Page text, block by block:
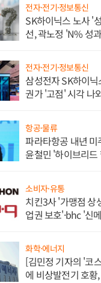
전자·전기·정보통신
SK하이닉스 노사 '
선, 곽노정 'N% 성
전자·전기·정보통신
삼성전자 SK하이
권가 '고점' 시각 나
항공·물류
파라타항공 내년
윤철민 '하이브리
소비자·유통
치킨3사 '가맹점 상
업권 보호'·bhc '신
화학·에너지
[김민정 기자의 '코
에 비상발전기 호